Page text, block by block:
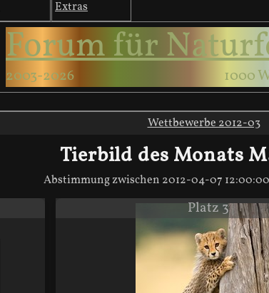
Extras
Forum für
2003-2026 1000
Wettbewerbe 2012-03
Tierbild des Monats
Abstimmung zwischen 2012-04-07
Platz 3